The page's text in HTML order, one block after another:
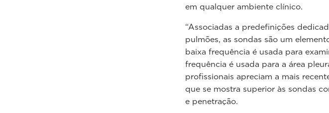
em qualquer ambiente clínico.
“Associadas a predefinições
pulmões, as sondas são um
baixa frequência é usada para
frequência é usada para a área
profissionais apreciam a mais
que se mostra superior às sondas
e penetração.